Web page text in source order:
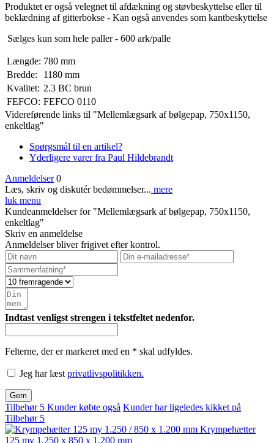
Produktet er også velegnet til afdækning og støvbeskyttelse eller til
beklædning af gitterbokse - Kan også anvendes som kantbeskyttelse
Sælges kun som hele paller - 600 ark/palle
Længde: 780 mm
Bredde:
1180 mm
Kvalitet: 2.3 BC brun
FEFCO: FEFCO 0110
Videreførende links til "Mellemlægsark af bølgepap, 750x1150,
enkeltlag"
Spørgsmål til en artikel?
Yderligere varer fra Paul Hildebrandt
Anmeldelser 0
Læs, skriv og diskutér bedømmelser... mere
luk menu
Kundeanmeldelser for "Mellemlægsark af bølgepap, 750x1150,
enkeltlag"
Skriv en anmeldelse
Anmeldelser bliver frigivet efter kontrol.
Indtast venligst strengen i tekstfeltet nedenfor.
Felterne, der er markeret med en * skal udfyldes.
Jeg har læst privatlivspolitikken.
Gem
Tilbehør 5 Kunder købte også Kunder har ligeledes kikket på
Tilbehør 5
Krympehætter
125 my 1.250 x 850 x 1.200 mm